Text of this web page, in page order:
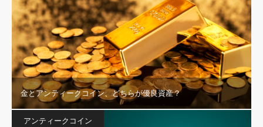
金とアンティークコイン、どちらが優良資産？
アンティークコイン